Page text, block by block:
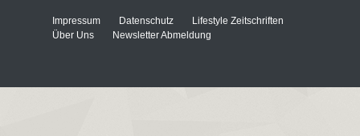
Impressum Datenschutz
Lifestyle Zeitschriften
Über Uns
Newsletter Abmeldung